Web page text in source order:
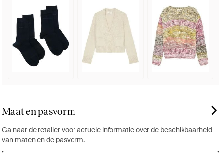
Maat en pasvorm
Ga naar de retailer voor actuele informatie over de beschikbaarheid
van maten en de pasvorm.